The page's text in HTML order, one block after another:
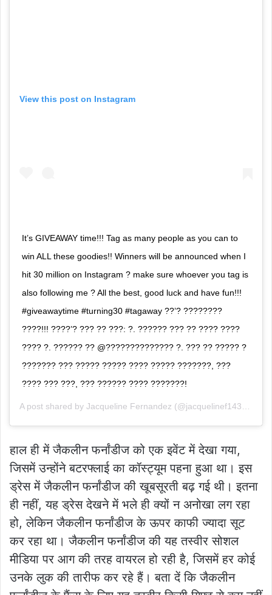
View this post on Instagram
It’s GIVEAWAY time!!! Tag as many people as you can to
win ALL these goodies!! Winners will be announced when I
hit 30 million on Instagram ? make sure whoever you tag is
also following me ? All the best, good luck and have fun!!!
#giveawaytime #turning30 #tagaway ??’? ????????
????!!! ????’? ??? ?? ???: ?. ?????? ??? ?? ???? ????
???? ?. ?????? ?? @?????????????? ?. ??? ?? ????? ?
??????? ??? ????? ????? ???? ????? ???????, ???
???? ??? ???, ??? ?????? ???? ???????!
A post shared by Jacqueline Fernandez (@jacquelinef143) on
हाल ही में जैकलीन फर्नांडीज को एक इवेंट में देखा गया,
जिसमें उन्होंने बटरफ्लाई का कॉस्ट्यूम पहना हुआ था। इस
ड्रेस में जैकलीन फर्नांडीज की खूबसूरती बढ़ गई थी। इतना
ही नहीं, यह ड्रेस देखने में भले ही क्यों न अनोखा लग रहा
हो, लेकिन जैकलीन फर्नांडीज के ऊपर काफी ज्यादा सूट
कर रहा था। जैकलीन फर्नांडीज की यह तस्वीर सोशल
मीडिया पर आग की तरह वायरल हो रही है, जिसमें हर कोई
उनके लुक की तारीफ कर रहे हैं। बता दें कि जैकलीन